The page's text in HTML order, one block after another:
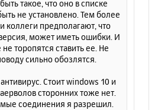
такое, что оно в списке
не установлено. Тем более
коллеги предполагают, что
может иметь ошибки. И
торопятся ставить ее. Не
сильно обозлятся.
Стоит windows 10 и
сторонних тоже нет.
соединения я разрешил.